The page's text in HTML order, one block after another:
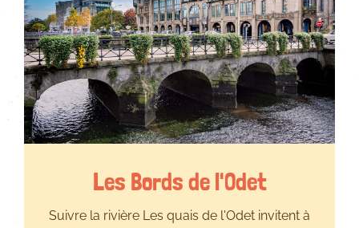
Les Bords de l'Odet
Suivre la rivière Les quais de l'Odet invitent à